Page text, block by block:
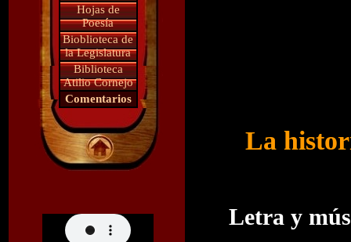
Hojas de
Poesía
Bioblioteca de
la Legislatura
Biblioteca
Atilio Cornejo
Comentarios
La
Letra y